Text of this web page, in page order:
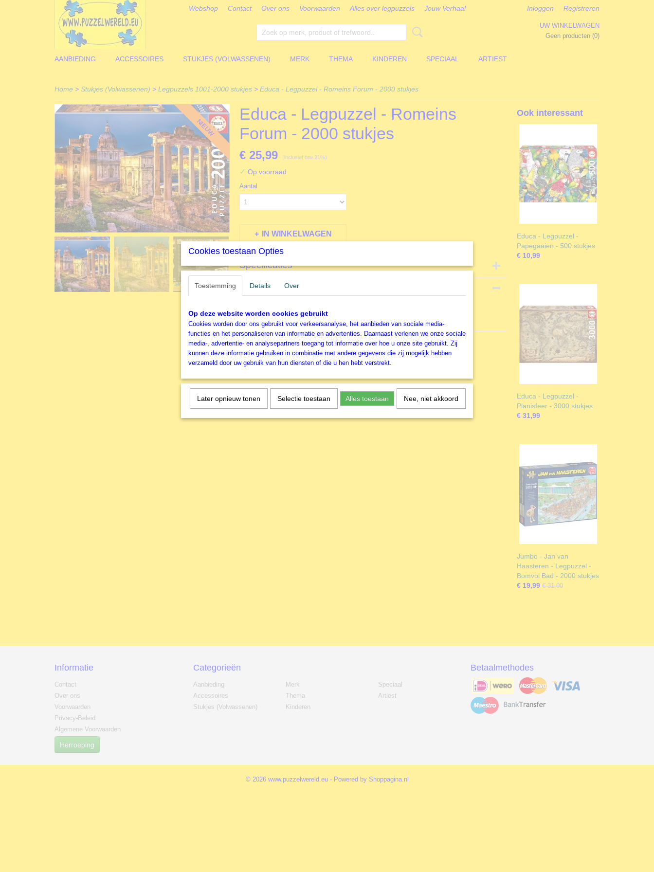
Webshop Contact Over ons Voorwaarden Alles over legpuzzels Jouw Verhaal Inloggen Registreren
UW WINKELWAGEN
Geen producten (0)
AANBIEDING ACCESSOIRES STUKJES (VOLWASSENEN) MERK THEMA KINDEREN SPECIAAL ARTIEST
Home > Stukjes (Volwassenen) > Legpuzzels 1001-2000 stukjes > Educa - Legpuzzel - Romeins Forum - 2000 stukjes
NIEUW
Educa - Legpuzzel - Romeins
Forum - 2000 stukjes
€ 25,99 (inclusief btw 21%)
✓ Op voorraad
Aantal
IN WINKELWAGEN
Specificaties
Productcode
Formaat gelegde puzzel
Omschrijving
Educa Legp;uzzel
Ook interessant
Educa - Legpuzzel -
Papegaaien - 500 stukjes
€ 10,99
Educa - Legpuzzel -
Planisfeer - 3000 stukjes
€ 31,99
Jumbo - Jan van
Haasteren - Legpuzzel -
Bomvol Bad - 2000 stukjes
€ 19,99 € 31,00
Informatie
Contact
Over ons
Voorwaarden
Privacy-Beleid
Algemene Voorwaarden
Herroeping
Categorieën
Aanbieding
Accessoires
Stukjes (Volwassenen)
Merk
Thema
Kinderen
Speciaal
Artiest
Betaalmethodes
© 2026 www.puzzelwereld.eu - Powered by Shoppagina.nl
Cookies toestaan Opties
Toestemming Details Over
Op deze website worden cookies gebruikt
Cookies worden door ons gebruikt voor verkeersanalyse, het aanbieden van sociale media-
functies en het personaliseren van informatie en advertenties. Daarnaast verlenen we onze sociale
media-, advertentie- en analysepartners toegang tot informatie over hoe u onze site gebruikt. Zij
kunnen deze informatie gebruiken in combinatie met andere gegevens die zij mogelijk hebben
verzameld door uw gebruik van hun diensten of die u hen hebt verstrekt.
Later opnieuw tonen Selectie toestaan Alles toestaan Nee, niet akkoord